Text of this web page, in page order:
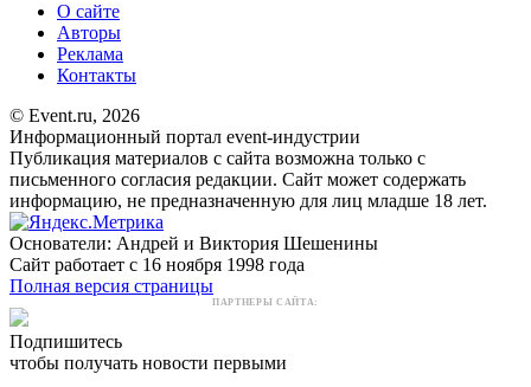
О сайте
Авторы
Реклама
Контакты
© Event.ru, 2026
Информационный портал event-индустрии
Публикация материалов с сайта возможна только с
письменного согласия редакции. Сайт может содержать
информацию, не предназначенную для лиц младше 18 лет.
Основатели: Андрей и Виктория Шешенины
Сайт работает с 16 ноября 1998 года
Полная версия страницы
ПАРТНЕРЫ САЙТА:
Подпишитесь
чтобы получать новости первыми